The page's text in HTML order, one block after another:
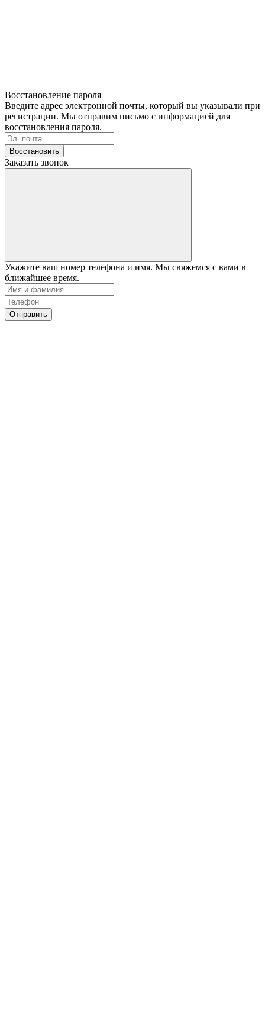
Восстановление пароля
Введите адрес электронной почты, который вы указывали при
регистрации. Мы отправим письмо с информацией для
восстановления пароля.
Восстановить
Заказать звонок
Укажите ваш номер телефона и имя. Мы свяжемся с вами в
ближайшее время.
Отправить